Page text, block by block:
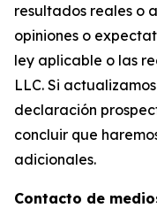
resultados reales o
opiniones o
ley aplicable o las
LLC. Si
declaración
concluir que
adicionales.
Contacto de